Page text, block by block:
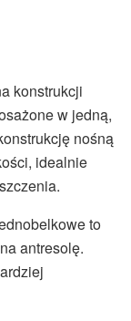
konstrukcji
w jedną,
nośną
idealnie
to
antresolę.